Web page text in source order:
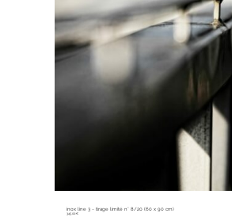
inox line 3 ~ tirage limité n° 8/20 (60 x 90 cm)
345,00€